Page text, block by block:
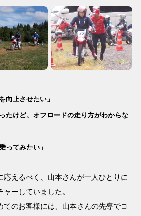
向上させたい」
たけど、オフロードの走り方がわからな
ってみたい」
応えるべく、山本さんが一人ひとりに
ーしていました。
てのお客様には、山本さんの先導でコ